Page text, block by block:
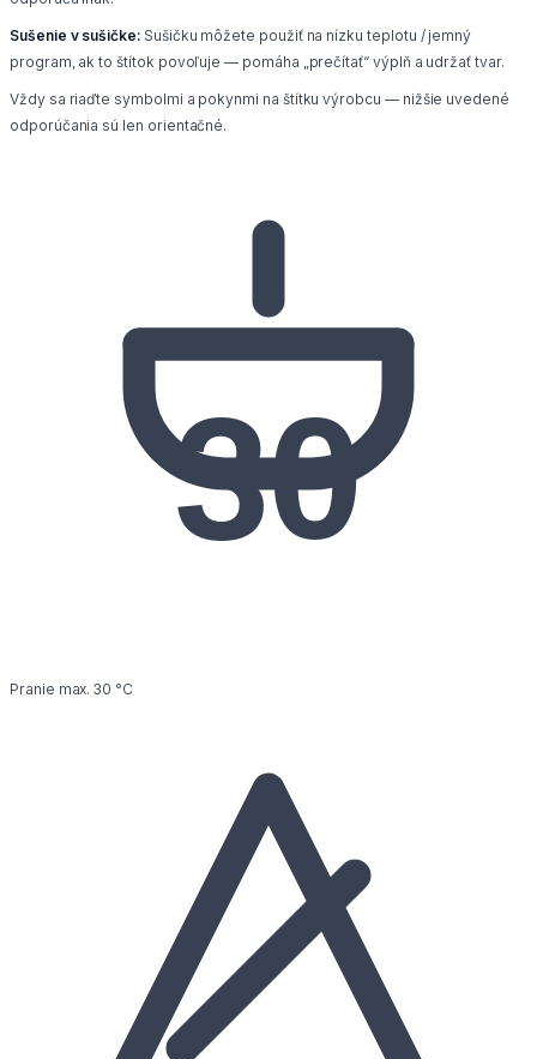
Sušenie v sušičke:Sušičku môžete použiť na nízku teplotu / jemný
program, ak to štítok povoľuje — pomáha „prečítať“ výplň a udržať tvar.
Vždy sa riaďte symbolmi a pokynmi na štítku výrobcu — nižšie uvedené
odporúčania sú len orientačné.
30
Pranie max. 30 °C